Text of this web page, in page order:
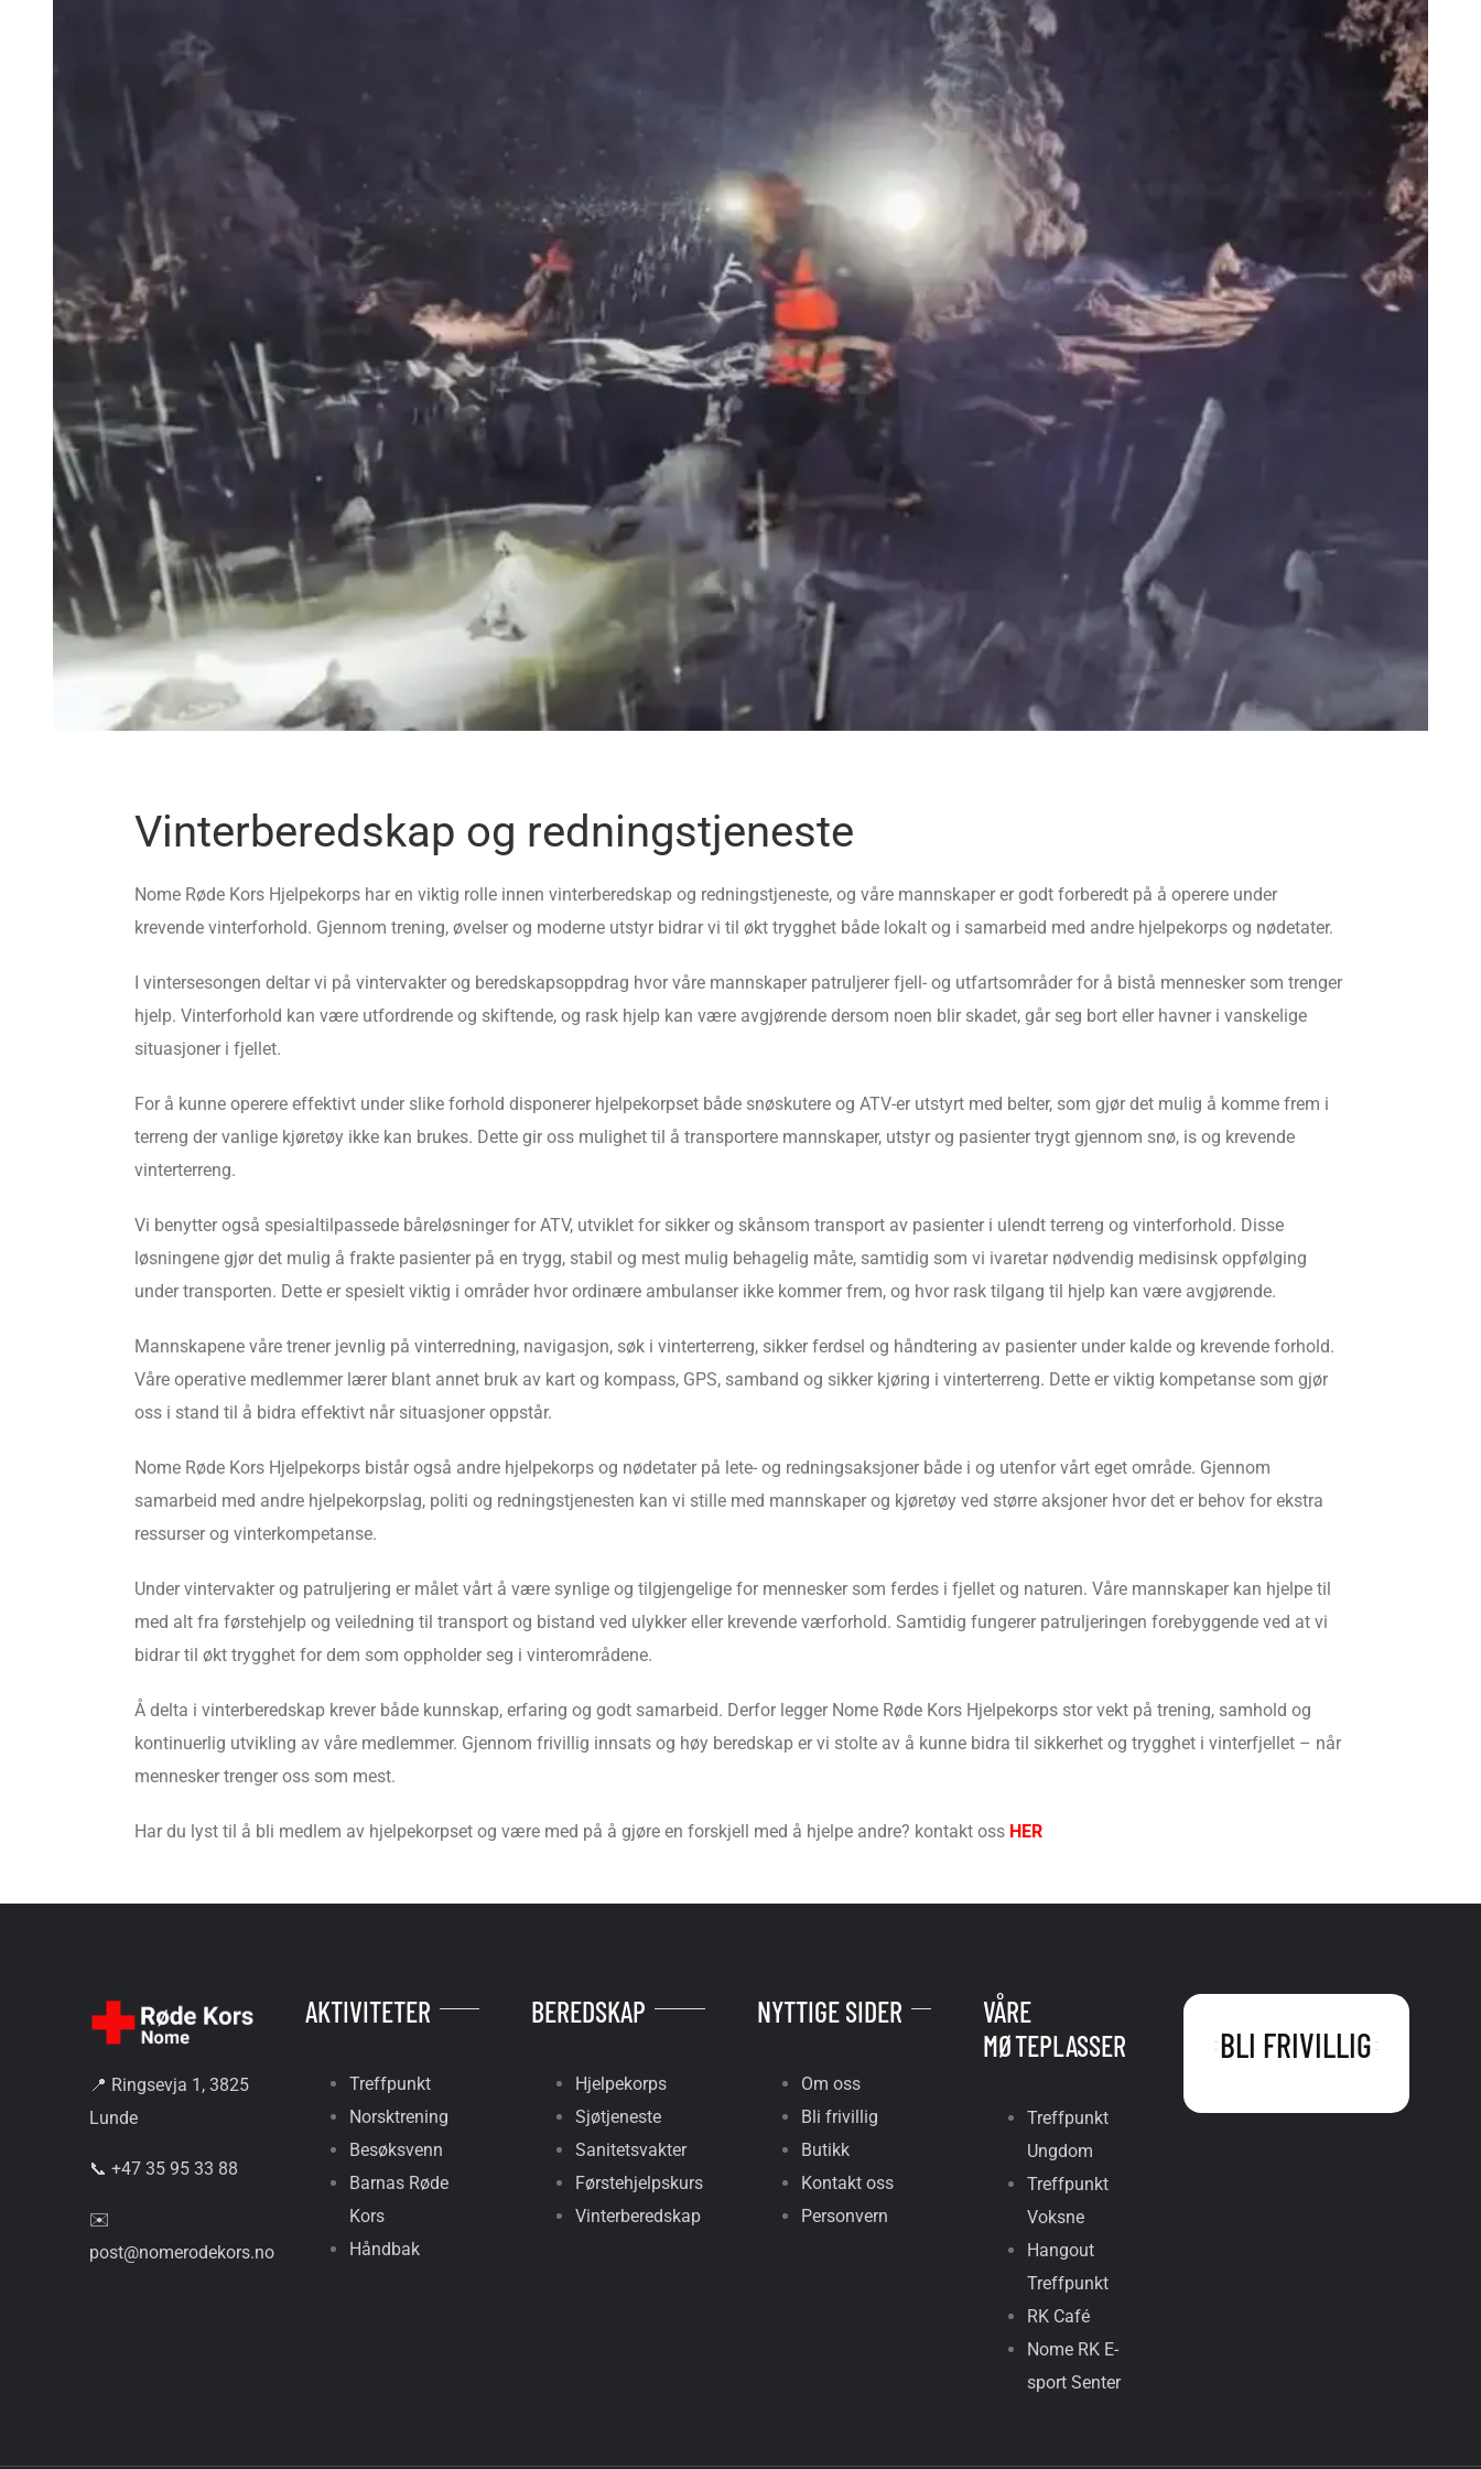
Vinterberedskap og redningstjeneste
Nome Røde Kors Hjelpekorps har en viktig rolle innen vinterberedskap og redningstjeneste, og våre mannskaper er godt forberedt på å operere under
krevende vinterforhold. Gjennom trening, øvelser og moderne utstyr bidrar vi til økt trygghet både lokalt og i samarbeid med andre hjelpekorps og nødetater.
I vintersesongen deltar vi på vintervakter og beredskapsoppdrag hvor våre mannskaper patruljerer fjell- og utfartsområder for å bistå mennesker som trenger
hjelp. Vinterforhold kan være utfordrende og skiftende, og rask hjelp kan være avgjørende dersom noen blir skadet, går seg bort eller havner i vanskelige
situasjoner i fjellet.
For å kunne operere effektivt under slike forhold disponerer hjelpekorpset både snøskutere og ATV-er utstyrt med belter, som gjør det mulig å komme frem i
terreng der vanlige kjøretøy ikke kan brukes. Dette gir oss mulighet til å transportere mannskaper, utstyr og pasienter trygt gjennom snø, is og krevende
vinterterreng.
Vi benytter også spesialtilpassede båreløsninger for ATV, utviklet for sikker og skånsom transport av pasienter i ulendt terreng og vinterforhold. Disse
løsningene gjør det mulig å frakte pasienter på en trygg, stabil og mest mulig behagelig måte, samtidig som vi ivaretar nødvendig medisinsk oppfølging
under transporten. Dette er spesielt viktig i områder hvor ordinære ambulanser ikke kommer frem, og hvor rask tilgang til hjelp kan være avgjørende.
Mannskapene våre trener jevnlig på vinterredning, navigasjon, søk i vinterterreng, sikker ferdsel og håndtering av pasienter under kalde og krevende forhold.
Våre operative medlemmer lærer blant annet bruk av kart og kompass, GPS, samband og sikker kjøring i vinterterreng. Dette er viktig kompetanse som gjør
oss i stand til å bidra effektivt når situasjoner oppstår.
Nome Røde Kors Hjelpekorps bistår også andre hjelpekorps og nødetater på lete- og redningsaksjoner både i og utenfor vårt eget område. Gjennom
samarbeid med andre hjelpekorpslag, politi og redningstjenesten kan vi stille med mannskaper og kjøretøy ved større aksjoner hvor det er behov for ekstra
ressurser og vinterkompetanse.
Under vintervakter og patruljering er målet vårt å være synlige og tilgjengelige for mennesker som ferdes i fjellet og naturen. Våre mannskaper kan hjelpe til
med alt fra førstehjelp og veiledning til transport og bistand ved ulykker eller krevende værforhold. Samtidig fungerer patruljeringen forebyggende ved at vi
bidrar til økt trygghet for dem som oppholder seg i vinterområdene.
Å delta i vinterberedskap krever både kunnskap, erfaring og godt samarbeid. Derfor legger Nome Røde Kors Hjelpekorps stor vekt på trening, samhold og
kontinuerlig utvikling av våre medlemmer. Gjennom frivillig innsats og høy beredskap er vi stolte av å kunne bidra til sikkerhet og trygghet i vinterfjellet – når
mennesker trenger oss som mest.
Har du lyst til å bli medlem av hjelpekorpset og være med på å gjøre en forskjell med å hjelpe andre? kontakt oss HER
📍 Ringsevja 1, 3825
Lunde
📞 +47 35 95 33 88
✉️
post@nomerodekors.no
AKTIVITETER
Treffpunkt
Norsktrening
Besøksvenn
Barnas Røde
Kors
Håndbak
BEREDSKAP
Hjelpekorps
Sjøtjeneste
Sanitetsvakter
Førstehjelpskurs
Vinterberedskap
NYTTIGE SIDER
Om oss
Bli frivillig
Butikk
Kontakt oss
Personvern
VÅRE
MØTEPLASSER
Treffpunkt
Ungdom
Treffpunkt
Voksne
Hangout
Treffpunkt
RK Café
Nome RK E-
sport Senter
BLI FRIVILLIG